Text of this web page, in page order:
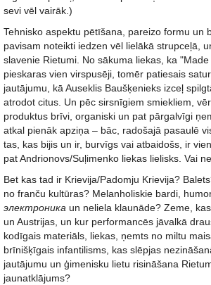
sevi vēl vairāk.)
Tehnisko aspektu pētīšana, pareizo formu un
pavisam noteikti iedzen vēl lielākā strupceļā,
slavenie Rietumi. No sākuma liekas, ka
pieskaras vien virspusēji, tomēr patiesais
jautājumu, kā Auseklis Baušķenieks izceļ
atrodot citus. Un pēc sirsnīgiem smiekliem,
produktus brīvi, organiski un pat pārgalvīgi
atkal pienāk apziņa – bāc, radošajā pasaulē
tas, kas bijis un ir, burvīgs vai atbaidošs, ir
pat Andrionovs/Suļimenko liekas lielisks. Vai
Bet kas tad ir Krievija/Padomju Krievija?
no franču kultūras? Melanholiskie bardi,
электроника un neliela klaunāde? Zeme,
un Austrijas, un kur performancēs jāvalkā
kodīgais materiāls, liekas, ņemts no miltu
brīnišķīgais infantilisms, kas slēpjas
jautājumu un ģimenisku lietu risināšana
jaunatklājums?